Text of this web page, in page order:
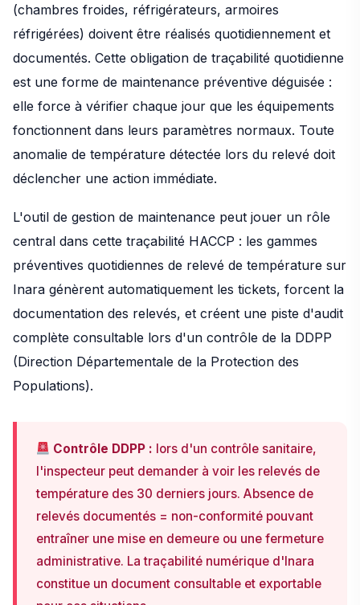
(chambres froides, réfrigérateurs, armoires
réfrigérées) doivent être réalisés quotidiennement et
documentés. Cette obligation de traçabilité quotidienne
est une forme de maintenance préventive déguisée :
elle force à vérifier chaque jour que les équipements
fonctionnent dans leurs paramètres normaux. Toute
anomalie de température détectée lors du relevé doit
déclencher une action immédiate.
L'outil de gestion de maintenance peut jouer un rôle
central dans cette traçabilité HACCP : les gammes
préventives quotidiennes de relevé de température sur
Inara génèrent automatiquement les tickets, forcent la
documentation des relevés, et créent une piste d'audit
complète consultable lors d'un contrôle de la DDPP
(Direction Départementale de la Protection des
Populations).
Contrôle DDPP : lors d'un contrôle sanitaire,
l'inspecteur peut demander à voir les relevés de
température des 30 derniers jours. Absence de
relevés documentés = non-conformité pouvant
entraîner une mise en demeure ou une fermeture
administrative. La traçabilité numérique d'Inara
constitue un document consultable et exportable